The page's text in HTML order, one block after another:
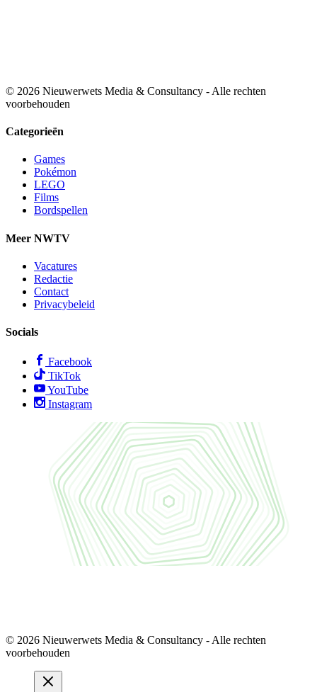
© 2026 Nieuwerwets Media & Consultancy - Alle rechten
voorbehouden
Categorieën
Games
Pokémon
LEGO
Films
Bordspellen
Meer NWTV
Vacatures
Redactie
Contact
Privacybeleid
Socials
Facebook
TikTok
YouTube
Instagram
© 2026 Nieuwerwets Media & Consultancy - Alle rechten
voorbehouden